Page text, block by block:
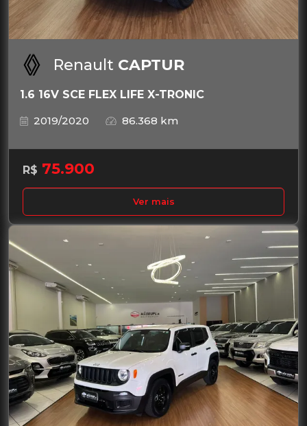
Renault CAPTUR
1.6 16V SCE FLEX LIFE X-TRONIC
2019/2020
86.368 km
R$ 75.900
Ver mais